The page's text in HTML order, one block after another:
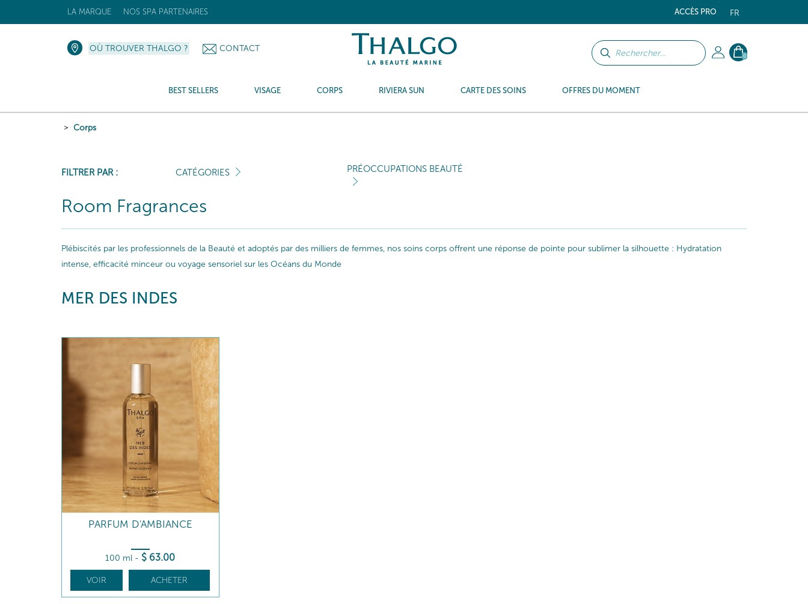
FR
ACCÈS PRO
LA MARQUE NOS SPA PARTENAIRES
0
OÙ TROUVER THALGO ? CONTACT
BEST SELLERS VISAGE CORPS RIVIERA SUN CARTE DES SOINS OFFRES DU MOMENT
Corps
FILTRER PAR : CATÉGORIES PRÉOCCUPATIONS BEAUTÉ
Room Fragrances
Plébiscités par les professionnels de la Beauté et adoptés par des milliers de femmes, nos soins corps offrent une réponse de pointe pour sublimer la silhouette : Hydratation
intense, efficacité minceur ou voyage sensoriel sur les Océans du Monde
MER DES INDES
PARFUM D'AMBIANCE
100 ml - $ 63.00
VOIR ACHETER